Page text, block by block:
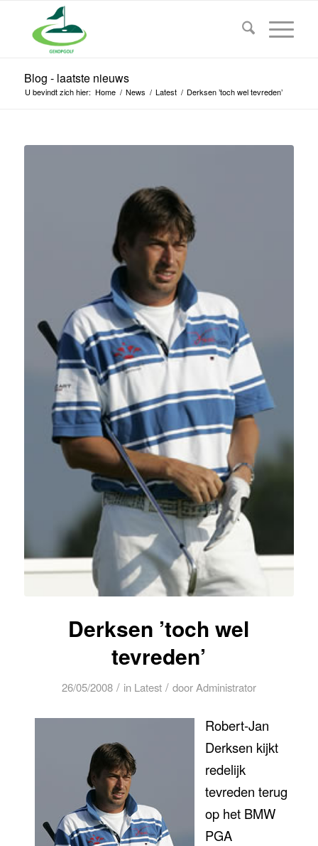
Blog - laatste nieuws
U bevindt zich hier: Home / News / Latest / Derksen ’toch wel tevreden’
Derksen ’toch wel
tevreden’
26/05/2008 / in Latest / door Administrator
Robert-Jan
Derksen kijkt
redelijk
tevreden terug
op het BMW
PGA